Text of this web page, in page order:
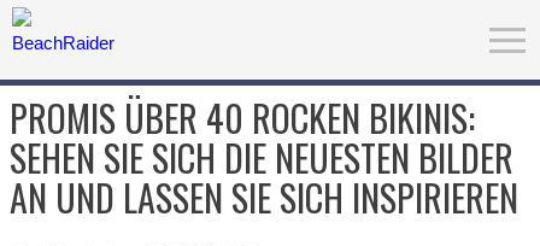
PROMIS ÜBER 40 ROCKEN BIKINIS:
SEHEN SIE SICH DIE NEUESTEN BILDER
AN UND LASSEN SIE SICH INSPIRIEREN